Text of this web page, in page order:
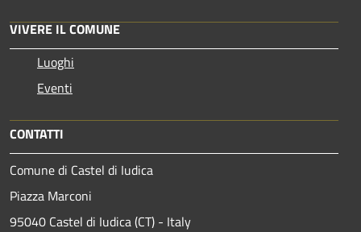
VIVERE IL COMUNE
Luoghi
Eventi
CONTATTI
Comune di Castel di Iudica
Piazza Marconi
95040 Castel di Iudica (CT) - Italy